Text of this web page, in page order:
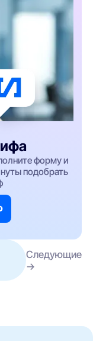
форму и
подобрать
Следующие
→